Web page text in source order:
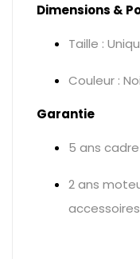
Dimensions &
Taille :
Couleur :
Garantie
5 ans
2 ans
accessoires